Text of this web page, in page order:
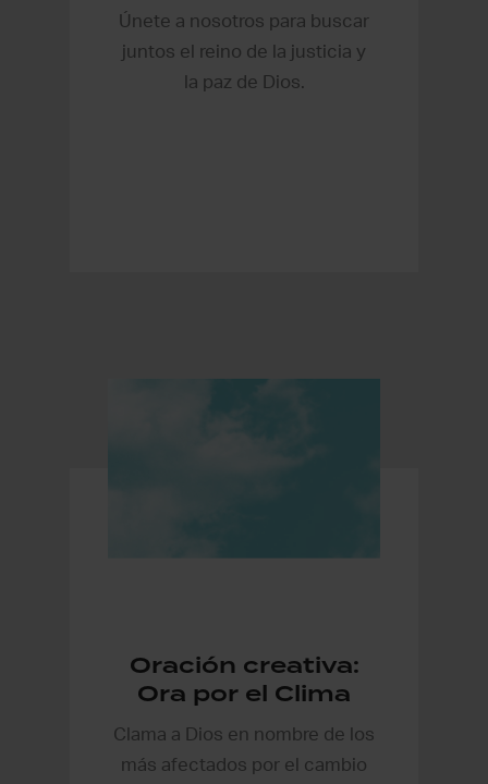
Únete a nosotros para buscar
juntos el reino de la justicia y
la paz de Dios.
Oración creativa:
Ora por el Clima
Clama a Dios en nombre de los
más afectados por el cambio